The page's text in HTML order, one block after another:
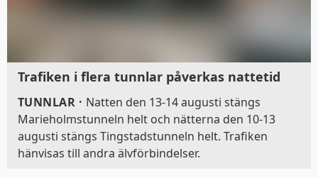
Trafiken i flera tunnlar påverkas nattetid
TUNNLAR · Natten den 13-14 augusti stängs
Marieholmstunneln helt och nätterna den 10-13
augusti stängs Tingstadstunneln helt. Trafiken
hänvisas till andra älvförbindelser.